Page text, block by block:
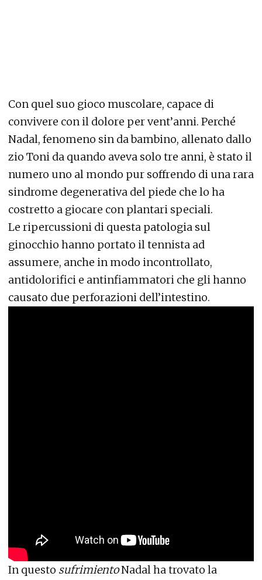
Con quel suo gioco muscolare, capace di
convivere con il dolore per vent’anni. Perché
Nadal, fenomeno sin da bambino, allenato dallo
zio Toni da quando aveva solo tre anni, è stato il
numero uno al mondo pur soffrendo di una rara
sindrome degenerativa del piede che lo ha
costretto a giocare con plantari speciali.
Le ripercussioni di questa patologia sul
ginocchio hanno portato il tennista ad
assumere, anche in modo incontrollato,
antidolorifici e antinfiammatori che gli hanno
causato due perforazioni dell’intestino.
In questo sufrimientoNadal ha trovato la